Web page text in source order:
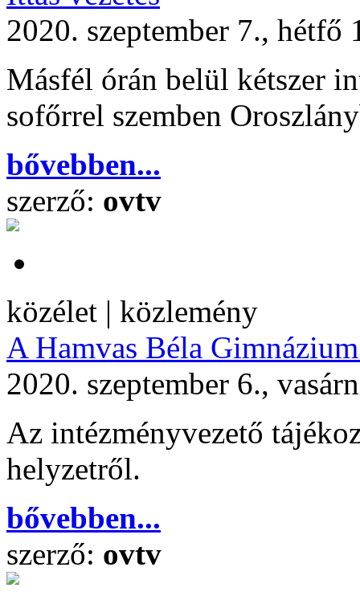
2020. szeptember 7., hétfő
Másfél órán belül kétszer
sofőrrel szemben
bővebben...
szerző: ovtv
közélet | közlemény
A Hamvas Béla
2020. szeptember 6.,
Az intézményvezető
helyzetről.
bővebben...
szerző: ovtv